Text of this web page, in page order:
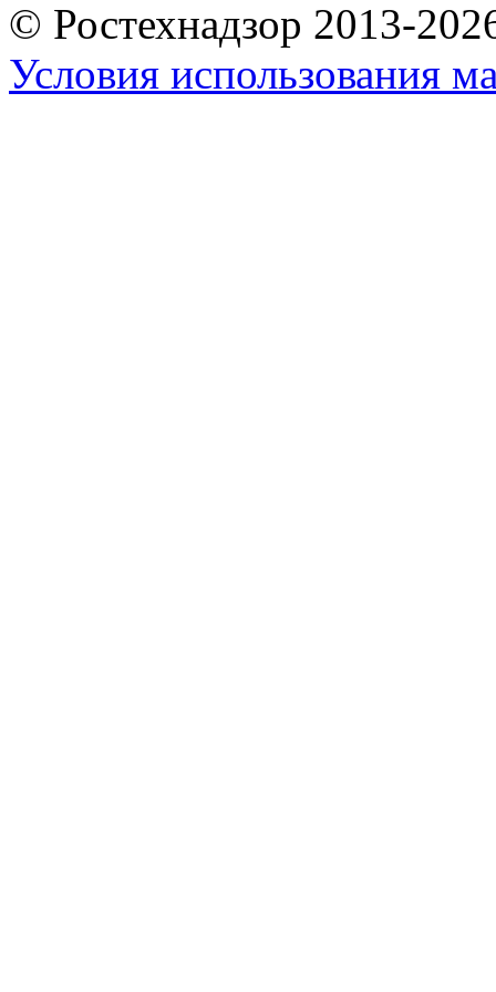
© Ростехнадзор 2013-
Условия использования